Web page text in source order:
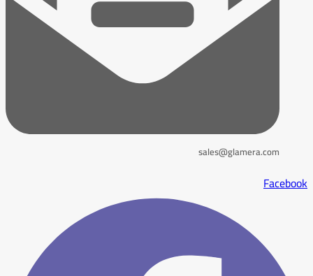
sales@glamera.com
Facebook